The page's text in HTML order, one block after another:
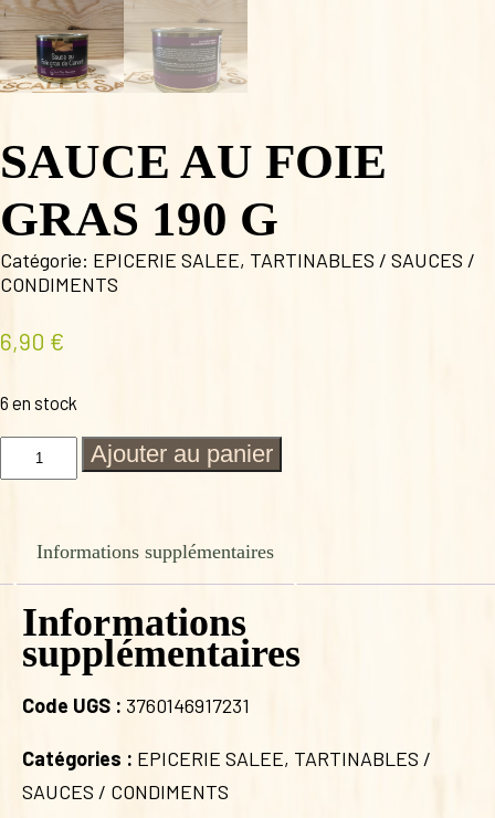
SAUCE AU FOIE
GRAS 190 G
Catégorie: EPICERIE SALEE, TARTINABLES / SAUCES /
CONDIMENTS
6,90 €
6 en stock
quantité
190
Ajouter au panier
Informations supplémentaires
Informations
supplémentaires
Code UGS : 3760146917231
Catégories : EPICERIE SALEE, TARTINABLES /
SAUCES / CONDIMENTS